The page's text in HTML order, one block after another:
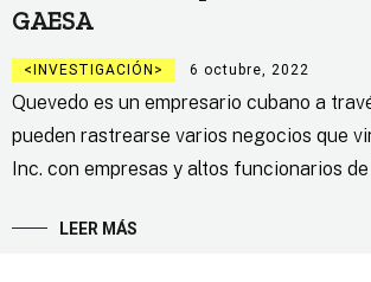
GAESA
INVESTIGACIÓN 6 octubre, 2022
Quevedo es un empresario cubano a
pueden rastrearse varios negocios que
Inc. con empresas y altos funcionarios
LEER MÁS